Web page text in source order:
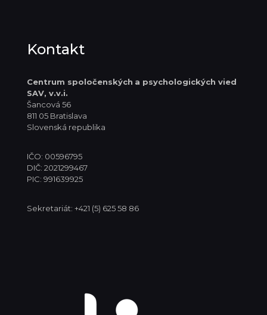
Kontakt
Centrum spoločenských a psychologických vied
SAV, v.v.i.
Šancová 56
811 05 Bratislava
Slovenská republika
IČO: 00596795
DIČ: 2021299467
PIC: 991639925
Sekretariát: +421 (5) 625 58 86